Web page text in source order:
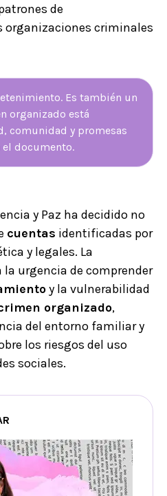
de
criminales
Es también un
organizado está
comunidad y promesas
el documento.
y Paz ha decidido no
cuentas identificadas por
y legales. La
la urgencia de comprender
y la vulnerabilidad
organizado,
del entorno familiar y
los riesgos del uso
sociales.